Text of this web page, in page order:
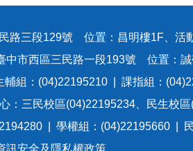
路三段129號 位置：昌明樓1F、活
中市西區三民路一段193號 位置：
組：(04)22195210 | 課指組：
三民校區(04)22195234、民生校
| 學權組：(04)22195660 |
訊安全及隱私權政策